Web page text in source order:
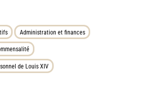
Administration et finances
de Louis XIV